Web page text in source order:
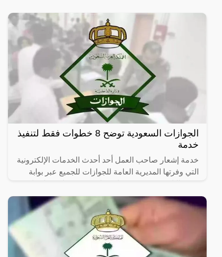
للقوانين
الجوازات السعودية توضح 8 خطوات فقط لتنفيذ
خدمة
خدمة إشعار صاحب العمل أحد أحدث الخدمات الإلكترونية
التي وفرتها المديرية العامة للجوازات للجميع عبر بوابة